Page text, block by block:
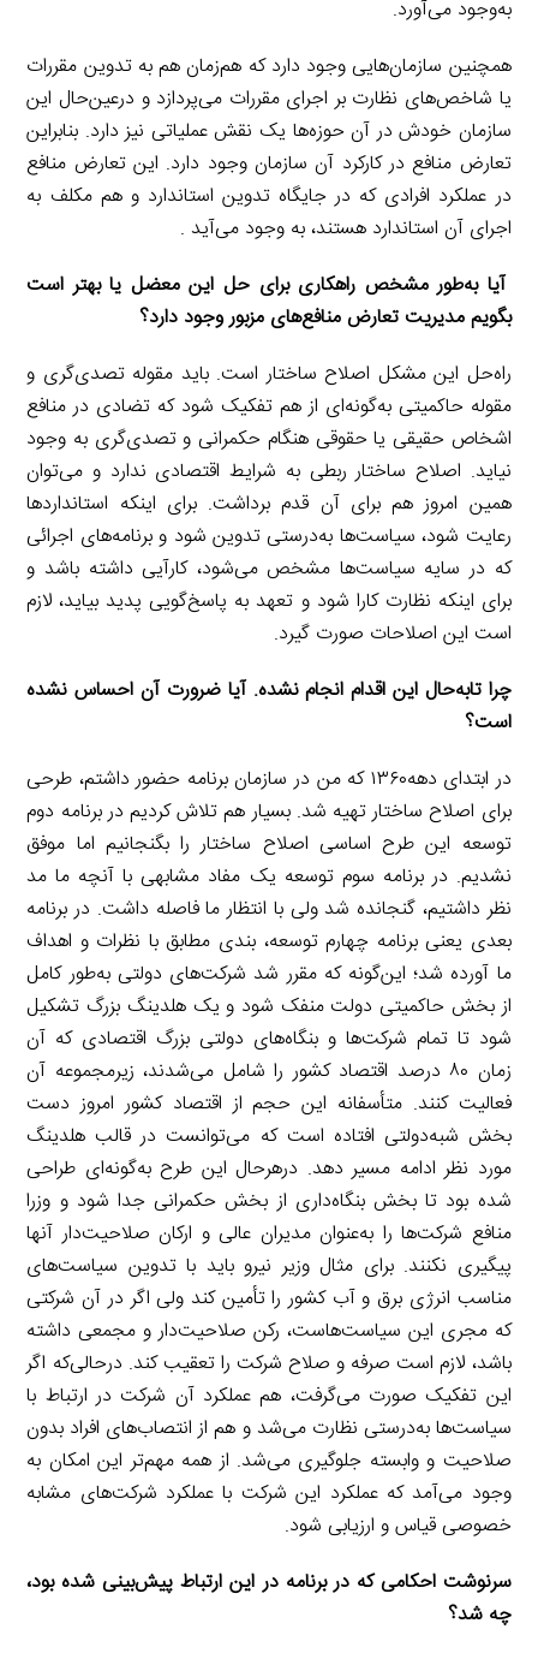
به‌وجود می‌آورد.
همچنین سازمان‌هایی وجود دارد که هم‌زمان هم به تدوین مقررات
یا شاخص‌های نظارت بر اجرای مقررات می‌پردازد و در‌عین‌حال این
سازمان خودش در آن حوزه‌ها یک نقش عملیاتی نیز دارد. بنابراین
تعارض منافع در کارکرد آن سازمان وجود دارد. این تعارض منافع
در عملکرد افرادی که در جایگاه تدوین استاندارد و هم مکلف به
اجرای آن استاندارد هستند، به وجود می‌آید .
آیا به‌طور مشخص راهکاری برای حل این معضل یا بهتر است
بگویم مدیریت تعارض منافع‌های مزبور وجود دارد؟
راه‌حل این مشکل اصلاح ساختار است. باید مقوله تصدی‌گری و
مقوله حاکمیتی به‌گونه‌ای از هم تفکیک شود که تضادی در منافع
اشخاص حقیقی یا حقوقی هنگام حکمرانی و تصدی‌گری به وجود
نیاید. اصلاح ساختار ربطی به شرایط اقتصادی ندارد و می‌توان
همین امروز هم برای آن قدم برداشت. برای اینکه استانداردها
رعایت شود، سیاست‌ها به‌درستی تدوین شود و برنامه‌های اجرائی
که در سایه سیاست‌ها مشخص می‌شود، کارآیی داشته باشد و
برای اینکه نظارت کارا شود و تعهد به پاسخ‌گویی پدید بیاید، لازم
است این اصلاحات صورت گیرد.
چرا تا‌به‌حال این اقدام انجام نشده. آیا ضرورت آن احساس نشده
است؟
در ابتدای دهه۱۳۶۰ که من در سازمان برنامه حضور داشتم، طرحی
برای اصلاح ساختار تهیه شد. بسیار هم تلاش کردیم در برنامه دوم
توسعه این طرح اساسی اصلاح ساختار را بگنجانیم اما موفق
نشدیم. در برنامه سوم توسعه یک مفاد مشابهی با آنچه ما مد
نظر داشتیم، گنجانده شد ولی با انتظار ما فاصله داشت. در برنامه
بعدی یعنی برنامه چهارم توسعه، بندی مطابق با نظرات و اهداف
ما آورده شد؛ این‌گونه که مقرر شد شرکت‌های دولتی به‌طور کامل
از بخش حاکمیتی دولت منفک شود و یک هلدینگ بزرگ تشکیل
شود تا تمام شرکت‌ها و بنگاه‌های دولتی بزرگ اقتصادی که آن
زمان ۸۰ درصد اقتصاد کشور را شامل می‌شدند، زیرمجموعه آن
فعالیت کنند. متأسفانه این حجم از اقتصاد کشور امروز دست
بخش شبه‌دولتی افتاده است که می‌توانست در قالب هلدینگ
مورد نظر ادامه مسیر دهد. در‌هرحال این طرح به‌گونه‌ای طراحی
شده بود تا بخش بنگاه‌داری از بخش حکمرانی جدا شود و وزرا
منافع شرکت‌ها را به‌عنوان مدیران عالی و ارکان صلاحیت‌دار آنها
پیگیری نکنند. برای مثال وزیر نیرو باید با تدوین سیاست‌های
مناسب انرژی برق و آب کشور را تأمین کند ولی اگر در آن شرکتی
که مجری این سیاست‌هاست، رکن صلاحیت‌دار و مجمعی داشته
باشد، لازم است صرفه و صلاح شرکت را تعقیب کند. درحالی‌که اگر
این تفکیک صورت می‌گرفت، هم عملکرد آن شرکت در ارتباط با
سیاست‌ها به‌درستی نظارت می‌شد و هم از انتصاب‌های افراد بدون
صلاحیت و وابسته جلوگیری می‌شد. از همه مهم‌تر این امکان به
وجود می‌آمد که عملکرد این شرکت با عملکرد شرکت‌های مشابه
خصوصی قیاس و ارزیابی شود.
سرنوشت احکامی که در برنامه در این ارتباط پیش‌بینی شده بود،
چه شد؟